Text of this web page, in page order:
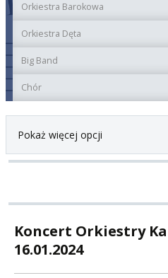
Orkiestra Barokowa
Orkiestra Dęta
Big Band
Chór
Pokaż więcej opcji
Koncert Orkiestry
16.01.2024